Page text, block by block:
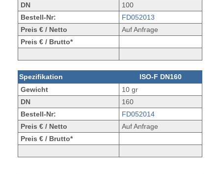
DN
100
Bestell-Nr:
FD052013
Preis € / Netto
Auf Anfrage
Preis € / Brutto*
Spezifikation
ISO-F DN160
Gewicht
10 gr
DN
160
Bestell-Nr:
FD052014
Preis € / Netto
Auf Anfrage
Preis € / Brutto*